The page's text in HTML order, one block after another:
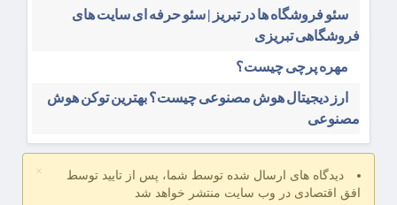
سئو فروشگاه‌ ها در تبریز | سئو حرفه ای سایت های
فروشگاهی تبریزی
مهره پرچی چیست؟
ارز دیجیتال هوش مصنوعی چیست؟ بهترین توکن هوش
مصنوعی
×
دیدگاه های ارسال شده توسط شما، پس از تایید توسط
افق اقتصادی در وب سایت منتشر خواهد شد